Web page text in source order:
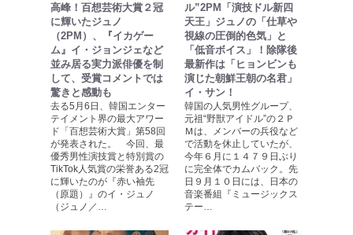
高峰！百想芸術大賞２冠
に輝いたジュノ
（2PM）、『イカゲー
ム』イ・ジョンジェなど
並み居る実力派俳優を制
して、受賞コメントでは
驚きと感動も
去る5月6日、韓国エンター
テイメント界の最大アワー
ド「百想芸術大賞」第58回
が発表された。 今回、最
優秀男性演技賞と特別賞の
TikTok人気賞の栄誉ある2冠
に輝いたのが『赤い袖先
（原題）』のイ・ジュノ
（ジュノ／…
ル”2PM「演技ドル新四
天王」ジュノの「仕草や
視線の圧倒的色気」と
「低音ボイス」！除隊後
最新作は「ヒョンビンも
演じた朝鮮王朝の名君」
イ・サン！
韓国の人気男性グループ、
元祖“野獣アイドル”の２Ｐ
Ｍは、メンバーの兵役など
で活動を休止していたが、
今年６月に１４７９日ぶり
に完全体でカムバック。先
日９月１０日には、日本の
音楽番組『ミュージックス
テー…